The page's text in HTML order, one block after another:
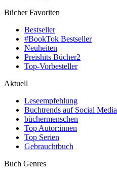
Bücher Favoriten
Bestseller
#BookTok Bestseller
Neuheiten
Preishits Bücher2
Top-Vorbesteller
Aktuell
Leseempfehlung
Buchtrends auf Social Media
büchermenschen
Top Autor:innen
Top Serien
Gebrauchtbuch
Buch Genres